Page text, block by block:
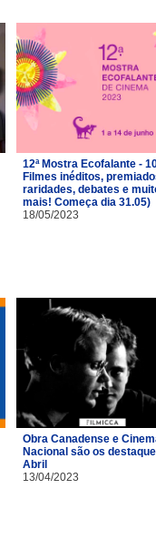
12ª Mostra Ecofalante -
Filmes inéditos,
raridades, debates e
mais! Começa dia 31.05)
18/05/2023
Obra Canadense e
Nacional são os
Abril
13/04/2023